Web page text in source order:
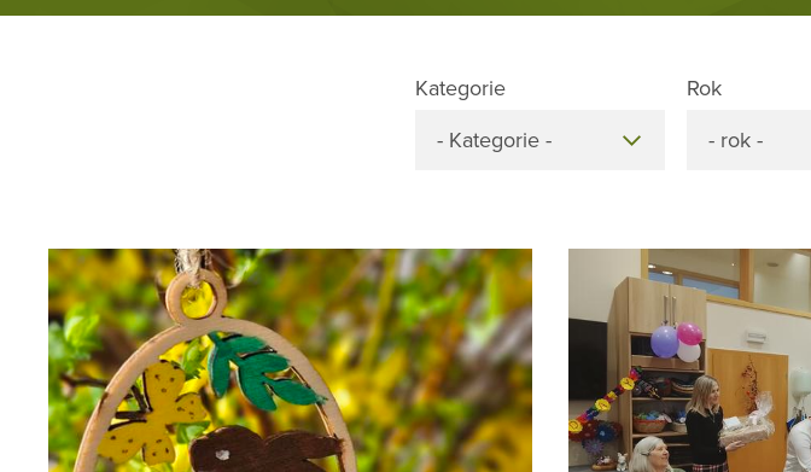
Kategorie
- Kategorie -
Rok
- rok -